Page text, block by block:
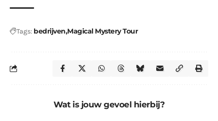
Tags: bedrijven Magical Mystery Tour
Wat is jouw gevoel hierbij?